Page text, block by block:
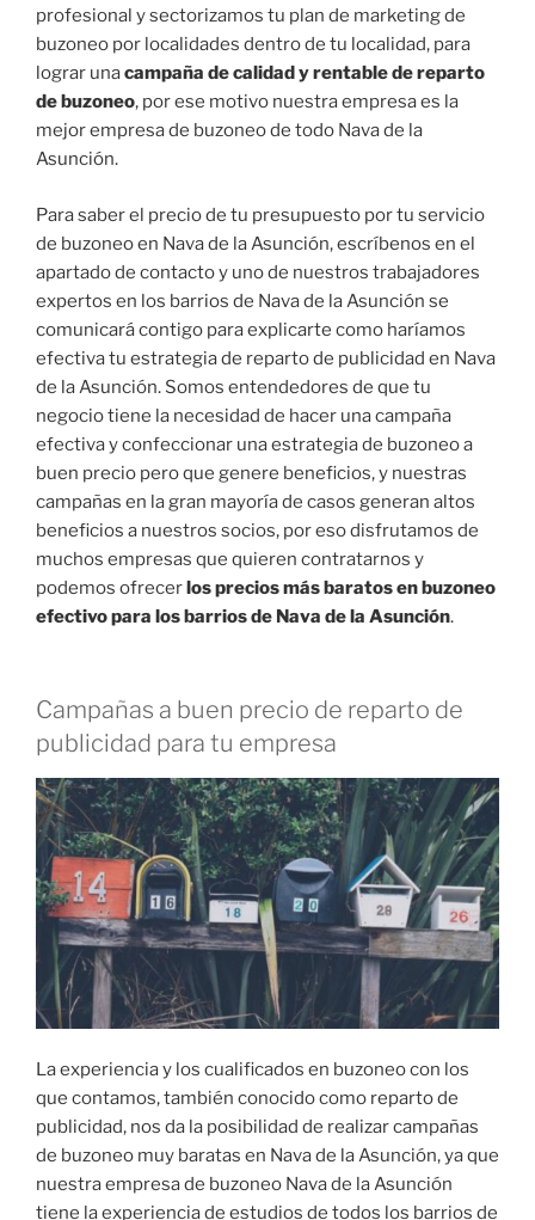
profesional y sectorizamos tu plan de marketing de
buzoneo por localidades dentro de tu localidad, para
lograr unacampaña de calidad y rentable de reparto
de buzoneo, por ese motivo nuestra empresa es la
mejor empresa de buzoneo de todo Nava de la
Asunción.
Para saber el precio de tu presupuesto por tu servicio
de buzoneo en Nava de la Asunción, escríbenos en el
apartado de contacto y uno de nuestros trabajadores
expertos en los barrios de Nava de la Asunción se
comunicará contigo para explicarte como haríamos
efectiva tu estrategia de reparto de publicidad en Nava
de la Asunción. Somos entendedores de que tu
negocio tiene la necesidad de hacer una campaña
efectiva y confeccionar una estrategia de buzoneo a
buen precio pero que genere beneficios, y nuestras
campañas en la gran mayoría de casos generan altos
beneficios a nuestros socios, por eso disfrutamos de
muchos empresas que quieren contratarnos y
podemos ofrecerlos precios más baratos en buzoneo
efectivo para los barrios de Nava de la Asunción.
Campañas a buen precio de reparto de
publicidad para tu empresa
La experiencia y los cualificados en buzoneo con los
que contamos, también conocido como reparto de
publicidad, nos da la posibilidad de realizar campañas
de buzoneo muy baratas en Nava de la Asunción, ya que
nuestra empresa de buzoneo Nava de la Asunción
tiene la experiencia de estudios de todos los barrios de